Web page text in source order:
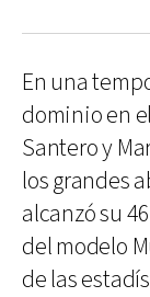
En una
dominio en
Santero y
los grandes
alcanzó su
del modelo
de las